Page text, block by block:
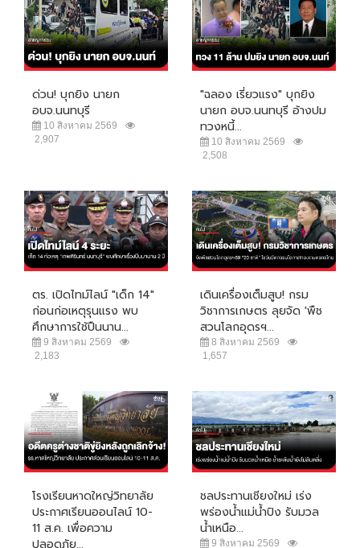
ด่วน! บุกยิง นายก
อบจ.นนทบุรี
10 สิงหาคม 2569
2,907
"ฉลอง เรี่ยวแรง" บุกยิง
นายก อบจ.นนทบุรี อ้างปม
ทวงหนี้...
10 สิงหาคม 2569
2,508
ตร. เปิดไทม์ไลน์ "เด็ก 14"
ก่อนก่อเหตุรุนแรง พบ
ศึกษาการใช้ปืนนาน...
9 สิงหาคม 2569
2,183
เดินเครื่องเต็มสูบ! กรม
วิชาการเกษตร ลุยจัด 'พืช
สวนโลกอุดรฯ...
8 สิงหาคม 2569
1,657
โรงเรียนหาดใหญ่วิทยาลัย
ประกาศเรียนออนไลน์ 10-
11 ส.ค. เพื่อความ
ปลอดภัย...
ชลประทานเชียงใหม่ เร่ง
พร่องน้ำแม่น้ำปิง รับมวล
น้ำเหนือ...
9 สิงหาคม 2569